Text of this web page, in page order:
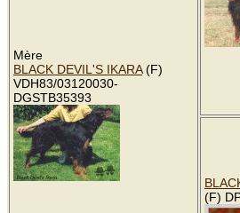
Mère
BLACK DEVIL'S IKARA(F)
VDH83/03120030-
DGSTB35393
(F)